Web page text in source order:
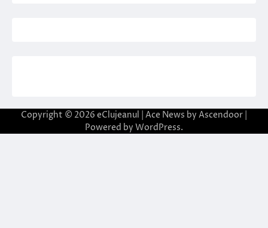
Copyright © 2026 eClujeanul | Ace News by Ascendoor
Powered by WordPress.